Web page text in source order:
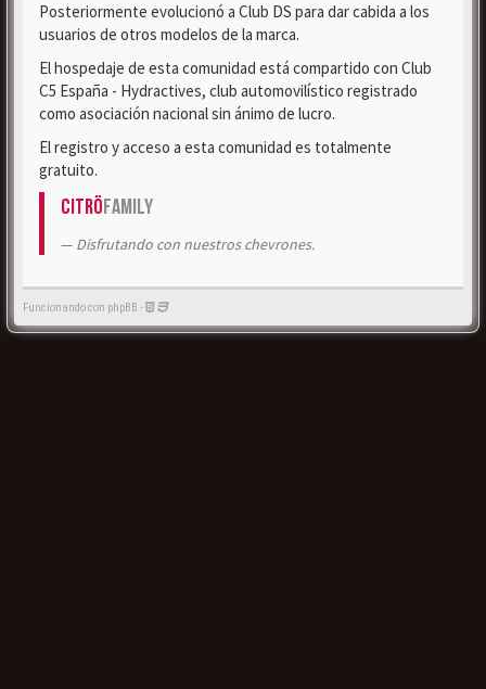
Posteriormente evolucionó a Club DS para dar cabida a los
usuarios de otros modelos de la marca.
El hospedaje de esta comunidad está compartido con Club
C5 España - Hydractives, club automovilístico registrado
como asociación nacional sin ánimo de lucro.
El registro y acceso a esta comunidad es totalmente
gratuito.
CitröFamily
Disfrutando con nuestros chevrones.
Funcionando con phpBB -